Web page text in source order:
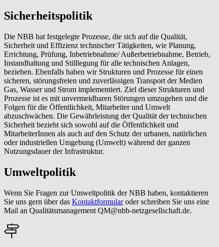
Sicherheitspolitik
Die NBB hat festgelegte Prozesse, die sich auf die Qualität,
Sicherheit und Effizienz technischer Tätigkeiten, wie Planung,
Errichtung, Prüfung, Inbetriebnahme/ Außerbetriebnahme, Betrieb,
Instandhaltung und Stilllegung für alle technischen Anlagen,
beziehen. Ebenfalls haben wir Strukturen und Prozesse für einen
sicheren, störungsfreien und zuverlässigen Transport der Medien
Gas, Wasser und Strom implementiert. Ziel dieser Strukturen und
Prozesse ist es mit unvermeidbaren Störungen umzugehen und die
Folgen für die Öffentlichkeit, Mitarbeiter und Umwelt
abzuschwächen. Die Gewährleistung der Qualität der technischen
Sicherheit bezieht sich sowohl auf die Öffentlichkeit und
MitarbeiterInnen als auch auf den Schutz der urbanen, natürlichen
oder industriellen Umgebung (Umwelt) während der ganzen
Nutzungsdauer der Infrastruktur.
Umweltpolitik
Wenn Sie Fragen zur Umweltpolitik der NBB haben, kontaktieren
Sie uns gern über das Kontaktformularoder schreiben Sie uns eine
Mail an Qualitätsmanagement QM@nbb-netzgesellschaft.de.